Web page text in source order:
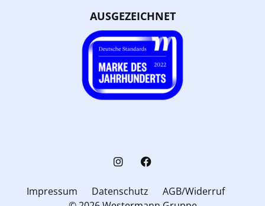
AUSGEZEICHNET
Impressum Datenschutz
AGB/Widerruf